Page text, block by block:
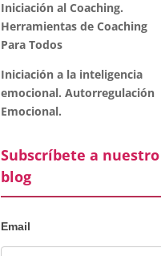
Iniciación al Coaching.
Herramientas de Coaching
Para Todos
Iniciación a la inteligencia
emocional. Autorregulación
Emocional.
Subscríbete a nuestro
blog
Email